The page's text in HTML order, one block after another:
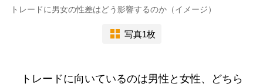
トレードに男女の性差はどう影響するのか（イメージ）
写真1枚
トレードに向いているのは男性と女性、どちら